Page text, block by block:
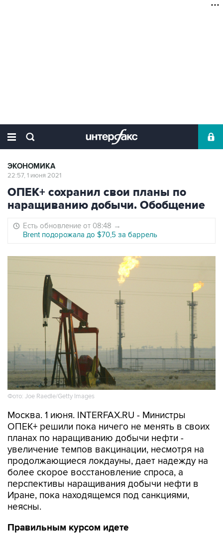
ЭКОНОМИКА
22:57, 1 июня 2021
ОПЕК+ сохранил свои планы по
наращиванию добычи. Обобщение
Есть обновление от 08:48 →
Brent подорожала до $70,5 за баррель
Фото: Joe Raedle/Getty Images
Москва. 1 июня. INTERFAX.RU - Министры
ОПЕК+ решили пока ничего не менять в своих
планах по наращиванию добычи нефти -
увеличение темпов вакцинации, несмотря на
продолжающиеся локдауны, дает надежду на
более скорое восстановление спроса, а
перспективы наращивания добычи нефти в
Иране, пока находящемся под санкциями,
неясны.
Правильным курсом идете